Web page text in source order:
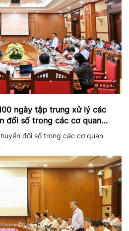
ngày tập trung xử lý các
đổi số trong các cơ quan
đổi số trong các cơ quan